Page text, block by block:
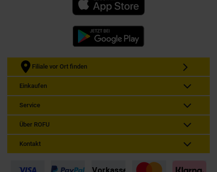
Filiale vor Ort finden
Einkaufen
Service
Über ROFU
Kontakt